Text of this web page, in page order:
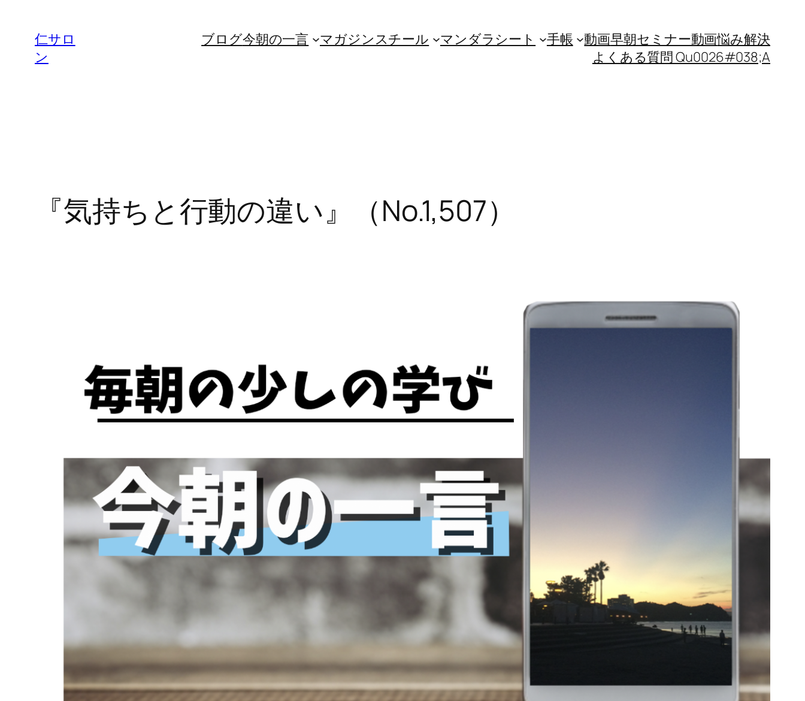
仁サロ
ン
ブログ今朝の一言 マガジンスチール マンダラシート 手帳 動画早朝セミナー動画悩み解決
よくある質問 Qu0026#038;A
『気持ちと行動の違い』（No.1,507）